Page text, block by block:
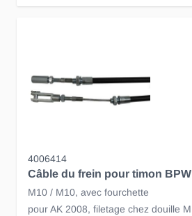
4006414
Câble du frein pour timon
M10 / M10, avec fourchette
pour AK 2008, filetage chez douille